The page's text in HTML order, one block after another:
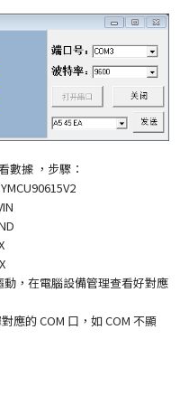
數據 ，步驟：
，在電腦設備管理查看好對應
應的COM 口，如COM 不顯